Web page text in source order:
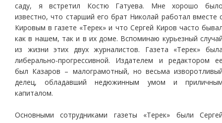
саду, я встретил Костю Гатуева. Мне хорошо
известно, что старший его брат Николай работал вместе
Кировым в газете «Терек» и что Сергей Киров часто
как в нашем, так и в их доме. Вспоминаю курьезный
из жизни этих двух журналистов. Газета «Терек»
либерально-прогрессивной. Издателем и редактором
был Казаров – малограмотный, но весьма
делец, обладавший недюжинным умом и
капиталом.
Основными сотрудниками газеты «Терек» были